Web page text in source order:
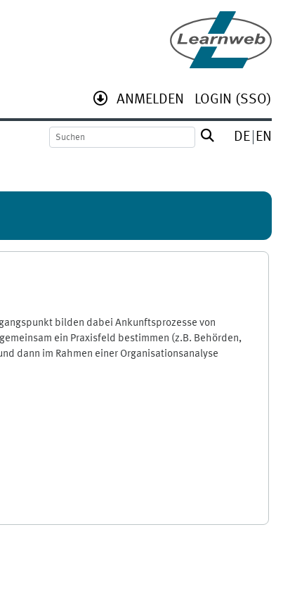
ANMELDEN LOGIN (SSO)
DE EN
bilden dabei Ankunftsprozesse von
ein Praxisfeld bestimmen (z.B. Behörden,
dann im Rahmen einer Organisationsanalyse